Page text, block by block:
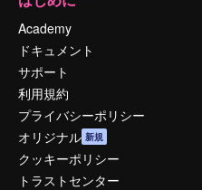
Academy
ドキュメント
サポート
利用規約
プライバシーポリシー
オリジナル 新規
クッキーポリシー
トラストセンター